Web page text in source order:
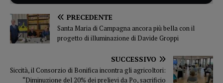
PRECEDENTE
Santa Maria di Campagna ancora più bella con il
progetto di illuminazione di Davide Groppi
SUCCESSIVO
Siccità, il Consorzio di Bonifica incontra gli agricoltori:
“Diminuzione del 20% dei prelievi da Po, sacrificio